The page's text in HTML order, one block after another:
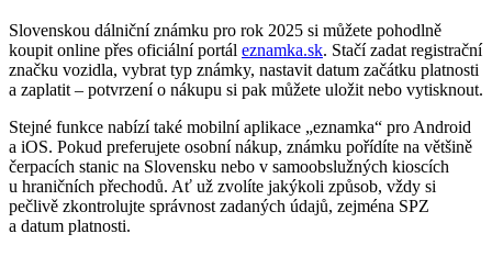
Slovenskou dálniční známku pro rok 2025 si můžete pohodlně
koupit online přes oficiální portál eznamka.sk. Stačí zadat registrační
značku vozidla, vybrat typ známky, nastavit datum začátku platnosti
a zaplatit – potvrzení o nákupu si pak můžete uložit nebo vytisknout.
Stejné funkce nabízí také mobilní aplikace „eznamka“ pro Android
a iOS. Pokud preferujete osobní nákup, známku pořídíte na většině
čerpacích stanic na Slovensku nebo v samoobslužných kioscích
u hraničních přechodů. Ať už zvolíte jakýkoli způsob, vždy si
pečlivě zkontrolujte správnost zadaných údajů, zejména SPZ
a datum platnosti.